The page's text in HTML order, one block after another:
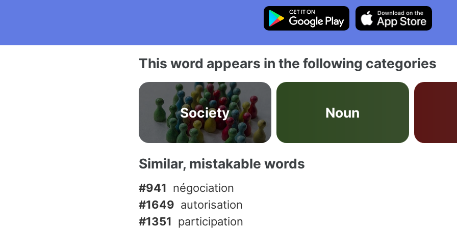
This word appears in the following categories
Society Noun
Similar, mistakable words
#941 négociation
#1649 autorisation
#1351 participation